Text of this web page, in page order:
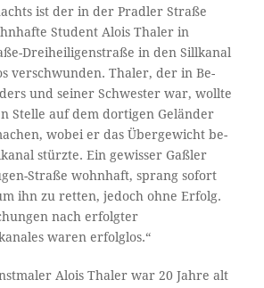
ist der in der Pradler Straße
Student Alois Thaler in
Dreiheiligenstraße in den Sillkanal
verschwunden. Thaler, der in Be­-
und seiner Schwester war, wollte
Stelle auf dem dortigen Geländer
wobei er das Übergewicht be­-
stürzte. Ein gewisser Gaßler
Straße wohnhaft, sprang sofort
ihn zu retten, jedoch ohne Erfolg.
nach erfolgter
waren erfolglos.“
Alois Thaler war 20 Jahre alt